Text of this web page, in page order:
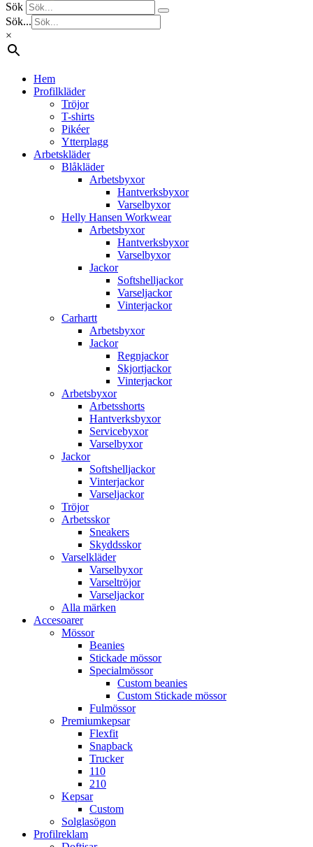
Sök
Sök...
×
Hem
Profilkläder
Tröjor
T-shirts
Pikéer
Ytterplagg
Arbetskläder
Blåkläder
Arbetsbyxor
Hantverksbyxor
Varselbyxor
Helly Hansen Workwear
Arbetsbyxor
Hantverksbyxor
Varselbyxor
Jackor
Softshelljackor
Varseljackor
Vinterjackor
Carhartt
Arbetsbyxor
Jackor
Regnjackor
Skjortjackor
Vinterjackor
Arbetsbyxor
Arbetsshorts
Hantverksbyxor
Servicebyxor
Varselbyxor
Jackor
Softshelljackor
Vinterjackor
Varseljackor
Tröjor
Arbetsskor
Sneakers
Skyddsskor
Varselkläder
Varselbyxor
Varseltröjor
Varseljackor
Alla märken
Accesoarer
Mössor
Beanies
Stickade mössor
Specialmössor
Custom beanies
Custom Stickade mössor
Fulmössor
Premiumkepsar
Flexfit
Snapback
Trucker
110
210
Kepsar
Custom
Solglasögon
Profilreklam